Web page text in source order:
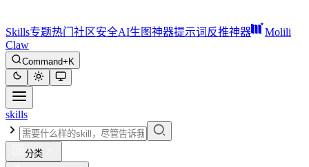
Skills专题热门 社区安全AI生图神器提示词反推神器
Molili
Claw
Command+K
skills
分类